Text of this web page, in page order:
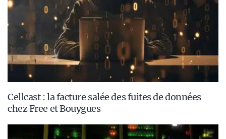
Cellcast : la facture salée des fuites de données
chez Free et Bouygues